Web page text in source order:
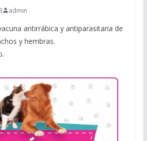
admin
antirrábica y antiparasitaria de
y hembras.